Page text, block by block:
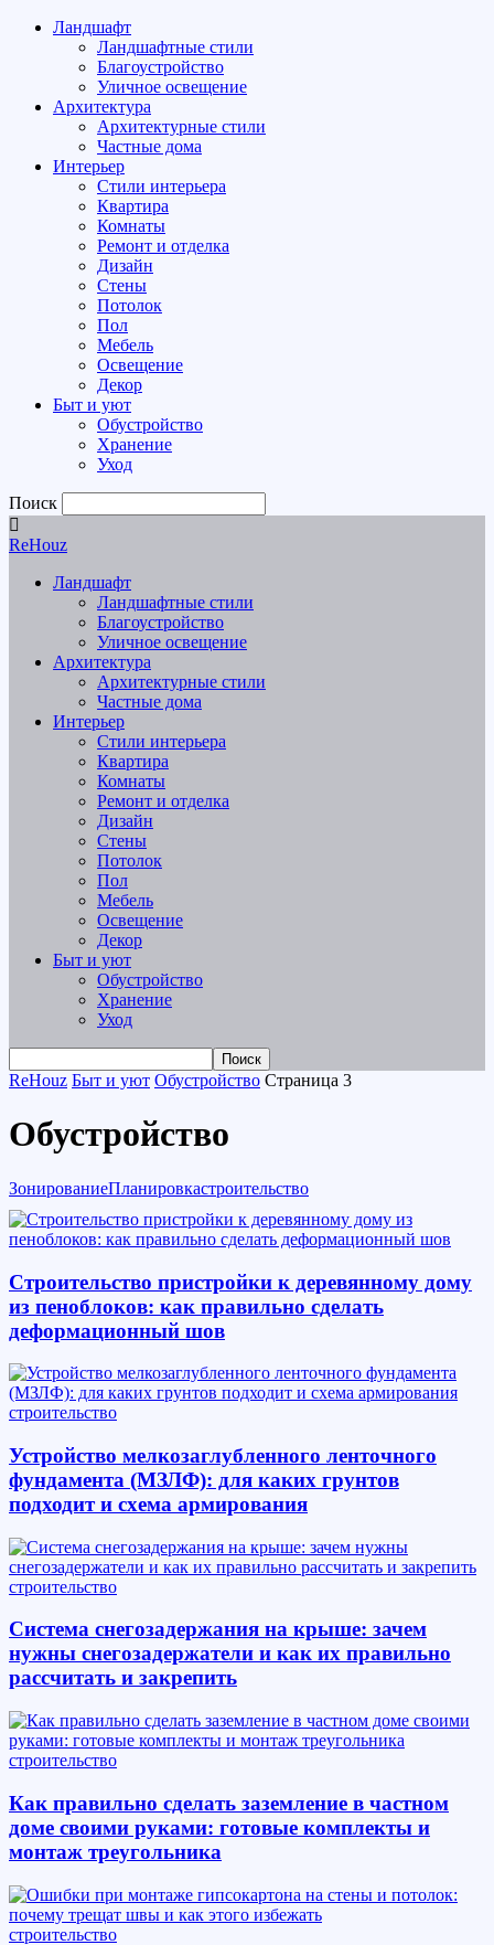
Ландшафт
Ландшафтные стили
Благоустройство
Уличное освещение
Архитектура
Архитектурные стили
Частные дома
Интерьер
Стили интерьера
Квартира
Комнаты
Ремонт и отделка
Дизайн
Стены
Потолок
Пол
Мебель
Освещение
Декор
Быт и уют
Обустройство
Хранение
Уход
Поиск
ReHouz
Ландшафт
Ландшафтные стили
Благоустройство
Уличное освещение
Архитектура
Архитектурные стили
Частные дома
Интерьер
Стили интерьера
Квартира
Комнаты
Ремонт и отделка
Дизайн
Стены
Потолок
Пол
Мебель
Освещение
Декор
Быт и уют
Обустройство
Хранение
Уход
ReHouz Быт и уют Обустройство Страница 3
Обустройство
ЗонированиеПланировкастроительство
Строительство пристройки к деревянному дому
из пеноблоков: как правильно сделать
деформационный шов
строительство
Устройство мелкозаглубленного ленточного
фундамента (МЗЛФ): для каких грунтов
подходит и схема армирования
строительство
Система снегозадержания на крыше: зачем
нужны снегозадержатели и как их правильно
рассчитать и закрепить
строительство
Как правильно сделать заземление в частном
доме своими руками: готовые комплекты и
монтаж треугольника
строительство